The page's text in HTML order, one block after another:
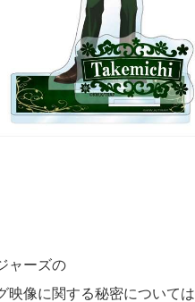
ャーズの
映像に関する秘密については